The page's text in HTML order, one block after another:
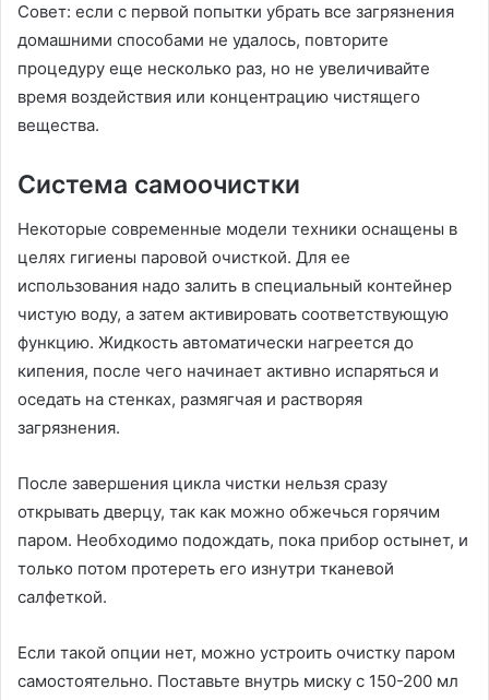
Совет: если с первой попытки убрать все загрязнения
домашними способами не удалось, повторите
процедуру еще несколько раз, но не увеличивайте
время воздействия или концентрацию чистящего
вещества.
Система самоочистки
Некоторые современные модели техники оснащены в
целях гигиены паровой очисткой. Для ее
использования надо залить в специальный контейнер
чистую воду, а затем активировать соответствующую
функцию. Жидкость автоматически нагреется до
кипения, после чего начинает активно испаряться и
оседать на стенках, размягчая и растворяя
загрязнения.
После завершения цикла чистки нельзя сразу
открывать дверцу, так как можно обжечься горячим
паром. Необходимо подождать, пока прибор остынет, и
только потом протереть его изнутри тканевой
салфеткой.
Если такой опции нет, можно устроить очистку паром
самостоятельно. Поставьте внутрь миску с 150-200 мл